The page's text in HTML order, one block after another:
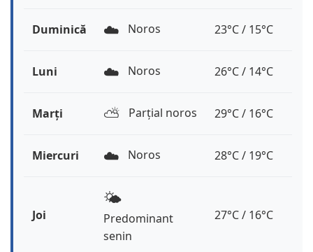
Duminică ☁️ Noros 23°C / 15°C
Luni ☁️ Noros 26°C / 14°C
Marți ⛅️ Parțial noros 29°C / 16°C
Miercuri ☁️ Noros 28°C / 19°C
Joi
🌤️
Predominant
senin
27°C / 16°C